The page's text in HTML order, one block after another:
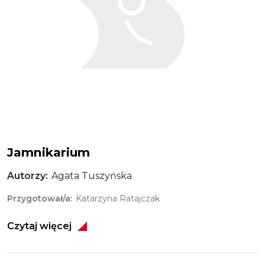
Jamnikarium
Autorzy Agata Tuszyńska
Przygotował/a Katarzyna Ratajczak
Czytaj więcej